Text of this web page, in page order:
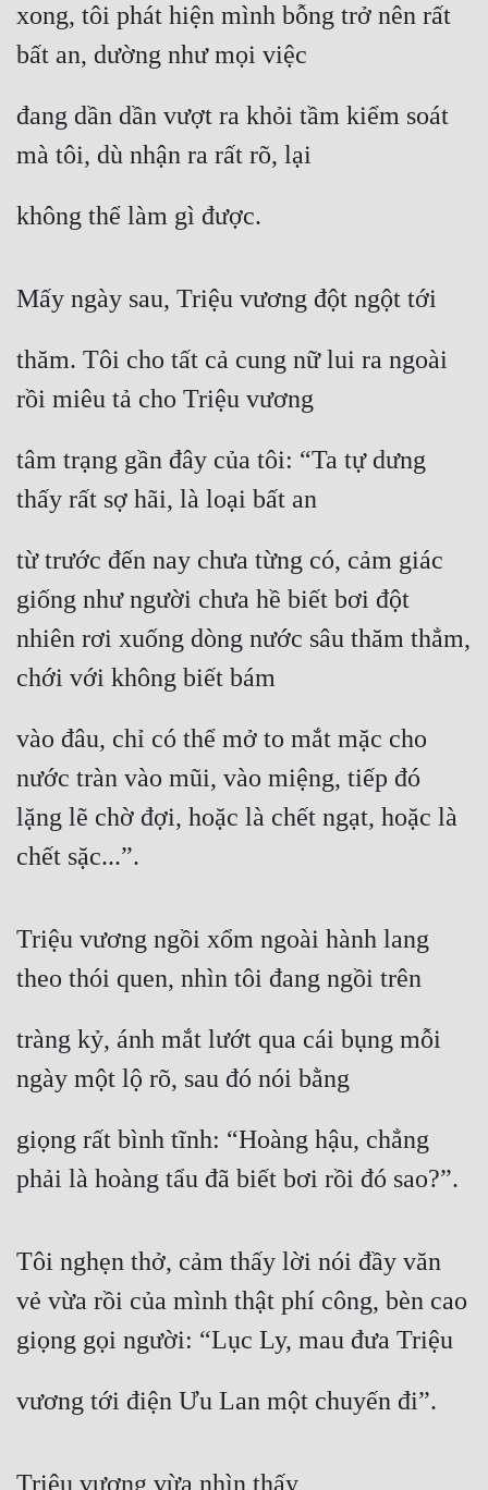
xong, tôi phát hiện mình bỗng trở nên rất
bất an, dường như mọi việc
đang dần dần vượt ra khỏi tầm kiểm soát
mà tôi, dù nhận ra rất rõ, lại
không thể làm gì được.
Mấy ngày sau, Triệu vương đột ngột tới
thăm. Tôi cho tất cả cung nữ lui ra ngoài
rồi miêu tả cho Triệu vương
tâm trạng gần đây của tôi: “Ta tự dưng
thấy rất sợ hãi, là loại bất an
từ trước đến nay chưa từng có, cảm giác
giống như người chưa hề biết bơi đột
nhiên rơi xuống dòng nước sâu thăm thẳm,
chới với không biết bám
vào đâu, chỉ có thể mở to mắt mặc cho
nước tràn vào mũi, vào miệng, tiếp đó
lặng lẽ chờ đợi, hoặc là chết ngạt, hoặc là
chết sặc...”.
Triệu vương ngồi xổm ngoài hành lang
theo thói quen, nhìn tôi đang ngồi trên
tràng kỷ, ánh mắt lướt qua cái bụng mỗi
ngày một lộ rõ, sau đó nói bằng
giọng rất bình tĩnh: “Hoàng hậu, chẳng
phải là hoàng tẩu đã biết bơi rồi đó sao?”.
Tôi nghẹn thở, cảm thấy lời nói đầy văn
vẻ vừa rồi của mình thật phí công, bèn cao
giọng gọi người: “Lục Ly, mau đưa Triệu
vương tới điện Ưu Lan một chuyến đi”.
Triệu vương vừa nhìn thấy